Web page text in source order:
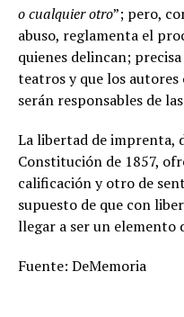
o cualquier otro”; pero,
abuso, reglamenta el
quienes delincan;
teatros y que los
serán responsables de
La libertad de imprenta,
Constitución de 1857,
calificación y otro de
supuesto de que con
llegar a ser un elemento
Fuente: DeMemoria